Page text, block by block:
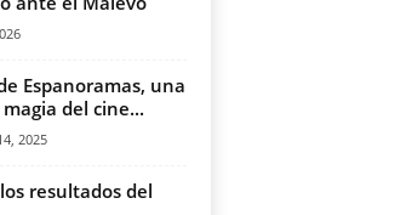
Espanoramas, una
del cine...
2025
resultados del